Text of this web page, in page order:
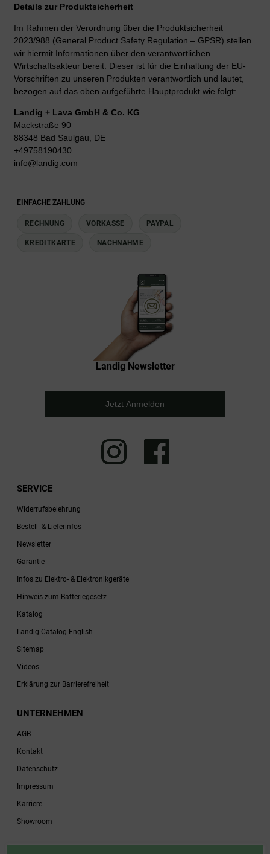
Details zur Produktsicherheit
Im Rahmen der Verordnung über die Produktsicherheit
2023/988 (General Product Safety Regulation – GPSR) stellen
wir hiermit Informationen über den verantwortlichen
Wirtschaftsakteur bereit. Dieser ist für die Einhaltung der EU-
Vorschriften zu unseren Produkten verantwortlich und lautet,
bezogen auf das oben aufgeführte Hauptprodukt wie folgt:
Landig + Lava GmbH & Co. KG
Mackstraße 90
88348 Bad Saulgau, DE
+49758190430
info@landig.com
EINFACHE ZAHLUNG
RECHNUNG VORKASSE PAYPAL
KREDITKARTE NACHNAHME
Landig Newsletter
Jetzt Anmelden
SERVICE
Widerrufsbelehrung
Bestell- & Lieferinfos
Newsletter
Garantie
Infos zu Elektro- & Elektronikgeräte
Hinweis zum Batteriegesetz
Katalog
Landig Catalog English
Sitemap
Videos
Erklärung zur Barrierefreiheit
UNTERNEHMEN
AGB
Kontakt
Datenschutz
Impressum
Karriere
Showroom